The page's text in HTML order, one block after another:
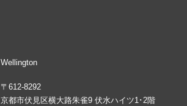
Wellington
〒612-8292
京都市伏見区横大路朱雀9 伏水ハイツ1･2階